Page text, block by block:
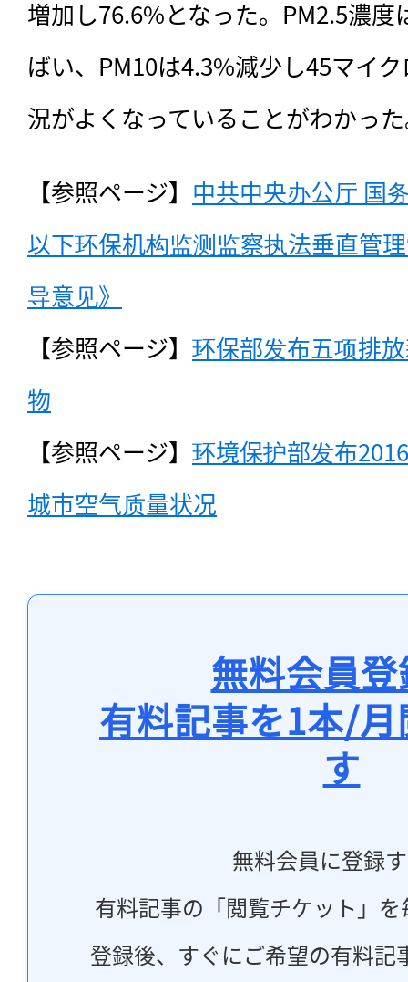
増加し76.6%となった。PM2.5濃
ばい、PM10は4.3%減少し45マイ
況がよくなっていることがわかっ
【参照ページ】 中共中央办公厅 国
以下环保机构监测监察执法垂直管
导意见》
【参照ページ】 环保部发布五项排
物
【参照ページ】 环境保护部发布
城市空气质量状况
無料会員
有料記事を1本/
す
無料会員に登録
有料記事の「閲覧チケット」
登録後、すぐにご希望の有料記